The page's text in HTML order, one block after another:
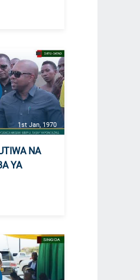
1st Jan, 1970
NA
YA